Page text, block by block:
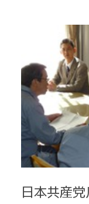
日本共産